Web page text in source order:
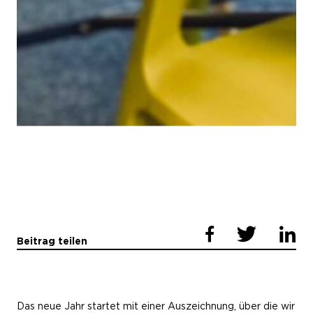
Beitrag teilen
Das neue Jahr startet mit einer Auszeichnung, über die wir